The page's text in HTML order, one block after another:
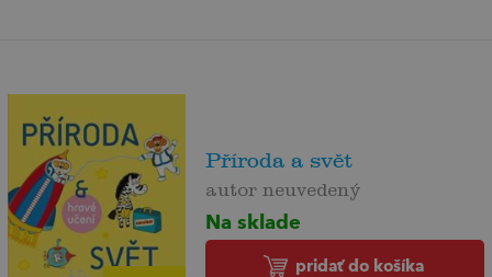
Příroda a svět
autor neuvedený
Na sklade
pridať do košíka